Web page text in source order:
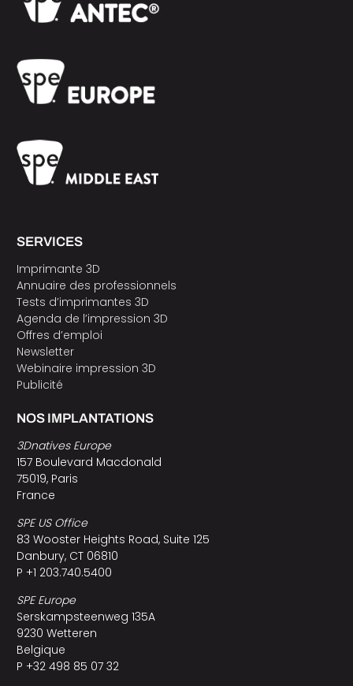
SERVICES
Imprimante 3D
Annuaire des professionnels
Tests d’imprimantes 3D
Agenda de l’impression 3D
Offres d’emploi
Newsletter
Webinaire impression 3D
Publicité
NOS IMPLANTATIONS
3Dnatives Europe
157 Boulevard Macdonald
75019, Paris
France
SPE US Office
83 Wooster Heights Road, Suite 125
Danbury, CT 06810
P +1 203.740.5400
SPE Europe
Serskampsteenweg 135A
9230 Wetteren
Belgique
P +32 498 85 07 32